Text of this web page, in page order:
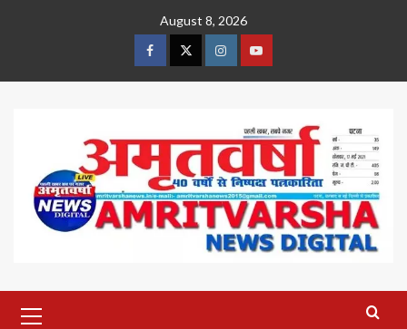
August 8, 2026
FacebookTwitterInstagramYoutube
Menu